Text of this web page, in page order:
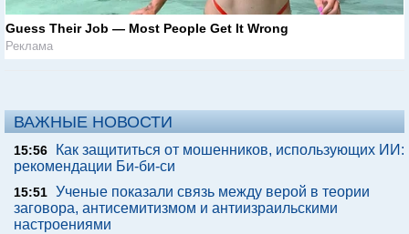
Guess Their Job — Most People Get It Wrong
Реклама
ВАЖНЫЕ НОВОСТИ
15:56
Как защититься от мошенников, использующих ИИ:
рекомендации Би-би-си
15:51 Ученые показали связь между верой в теории
заговора, антисемитизмом и антиизраильскими
настроениями